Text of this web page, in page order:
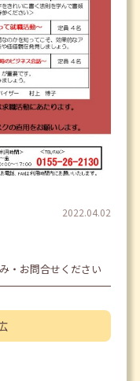
2022.04.02
・お問合せください